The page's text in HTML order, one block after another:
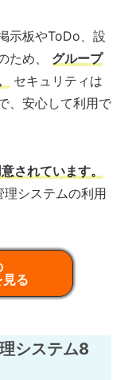
示板やToDo、設
ため、 グループ
セキュリティは
、安心して利用で
されています。
理システムの利用
る
システム8